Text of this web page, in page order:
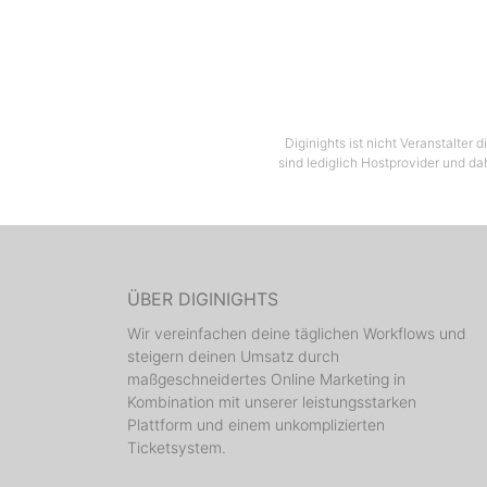
Diginights ist nicht Veranstalter
sind lediglich Hostprovider und
ÜBER DIGINIGHTS
Wir vereinfachen deine täglichen Workflows und
steigern deinen Umsatz durch
maßgeschneidertes Online Marketing in
Kombination mit unserer leistungsstarken
Plattform und einem unkomplizierten
Ticketsystem.